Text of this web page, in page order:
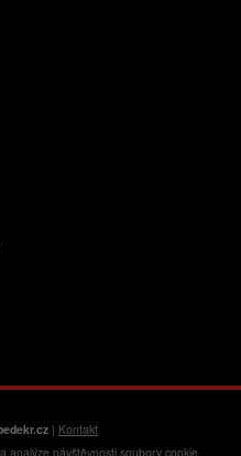
| Kontakt
analýze návštěvnosti soubory cookie.